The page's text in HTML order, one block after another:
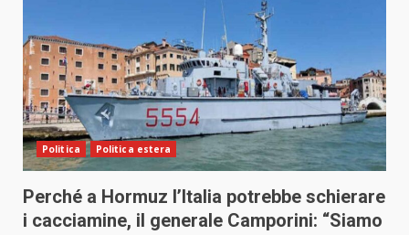
Politica Politica estera
Perché a Hormuz l’Italia potrebbe schierare
i cacciamine, il generale Camporini: “Siamo